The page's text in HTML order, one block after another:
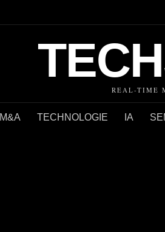
REAL-TIME
M&A TECHNOLOGIE IA